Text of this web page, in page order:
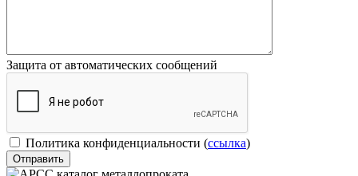
Защита от автоматических сообщений
Политика конфиденциальности (ссылка)